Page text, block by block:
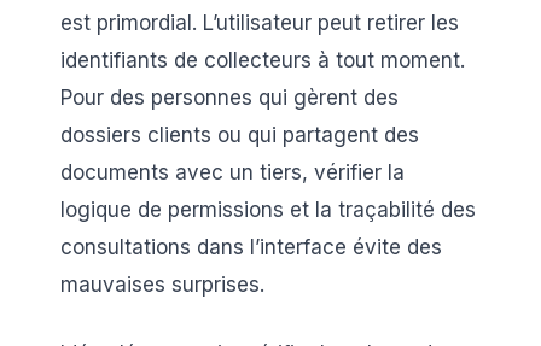
est primordial. L’utilisateur peut retirer les
identifiants de collecteurs à tout moment.
Pour des personnes qui gèrent des
dossiers clients ou qui partagent des
documents avec un tiers, vérifier la
logique de permissions et la traçabilité des
consultations dans l’interface évite des
mauvaises surprises.